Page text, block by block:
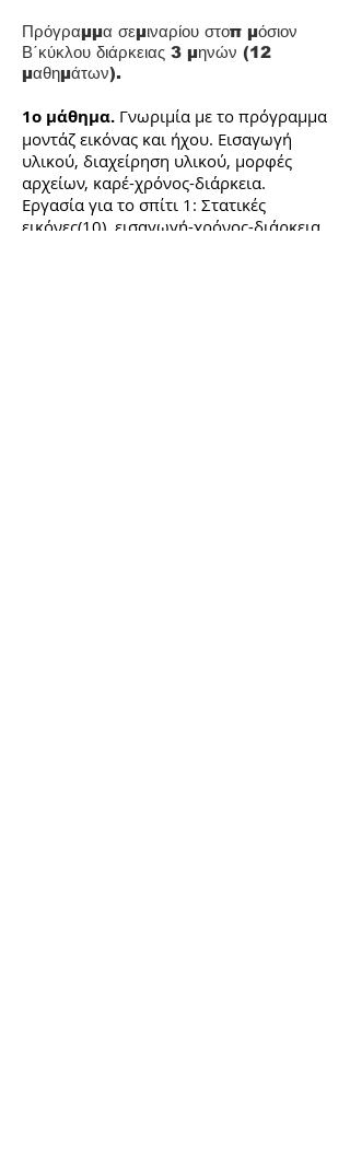
Πρόγραμμα σεμιναρίου στοπ μόσιον
Β΄κύκλου διάρκειας 3 μηνών (12
μαθημάτων).
1ο μάθημα. Γνωριμία με το πρόγραμμα
μοντάζ εικόνας και ήχου. Εισαγωγή
υλικού, διαχείρηση υλικού, μορφές
αρχείων, καρέ-χρόνος-διάρκεια.
Εργασία για το σπίτι 1: Στατικές
εικόνες(10), εισαγωγή-χρόνος-διάρκεια,